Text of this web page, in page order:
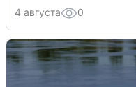
4 августа 0